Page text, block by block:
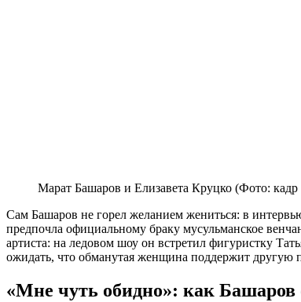
Марат Башаров и Елизавета Круцко (Фото:
Сам Башаров не горел желанием жениться: в
предпочла официальному браку мусульманское
артиста: на ледовом шоу он встретил фигуристку
ожидать, что обманутая женщина поддержит
«Мне чуть обидно»: как Башаров